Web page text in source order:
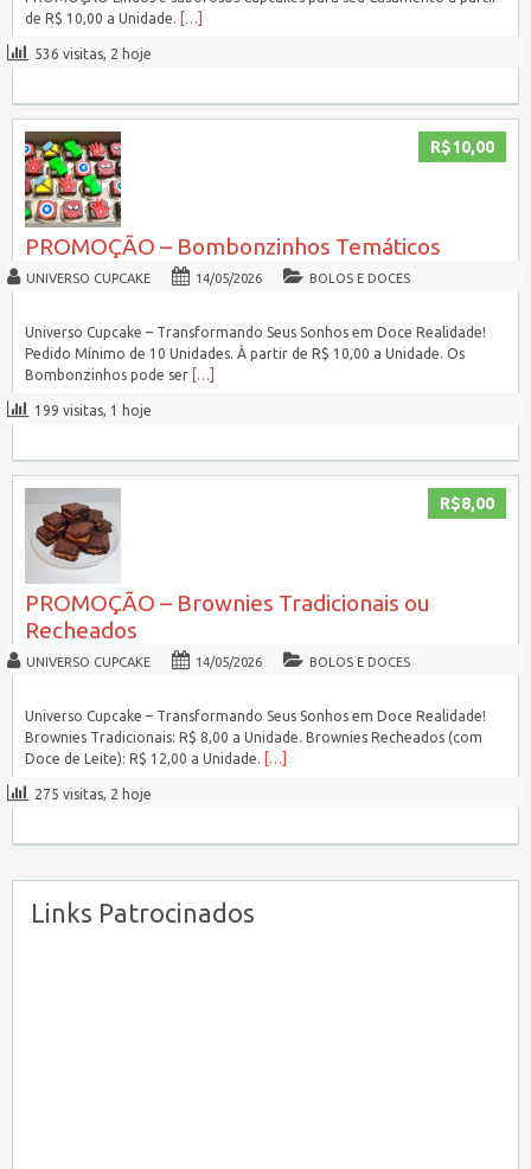
de R$ 10,00 a Unidade.
[…]
536 visitas, 2 hoje
R$10,00
PROMOÇÃO – Bombonzinhos Temáticos
UNIVERSO CUPCAKE 14/05/2026 BOLOS E DOCES
Universo Cupcake – Transformando Seus Sonhos em Doce Realidade!
Pedido Mínimo de 10 Unidades. À partir de R$ 10,00 a Unidade. Os
Bombonzinhos pode ser
[…]
199 visitas, 1 hoje
R$8,00
PROMOÇÃO – Brownies Tradicionais ou
Recheados
UNIVERSO CUPCAKE 14/05/2026 BOLOS E DOCES
Universo Cupcake – Transformando Seus Sonhos em Doce Realidade!
Brownies Tradicionais: R$ 8,00 a Unidade. Brownies Recheados (com
Doce de Leite): R$ 12,00 a Unidade.
[…]
275 visitas, 2 hoje
Links Patrocinados